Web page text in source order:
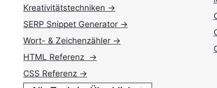
Kreativitätstechniken →
SERP Snippet Generator →
Wort- & Zeichenzähler →
HTML Referenz →
CSS Referenz →